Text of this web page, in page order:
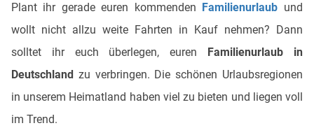
Plant ihr gerade euren kommenden Familienurlaub und
wollt nicht allzu weite Fahrten in Kauf nehmen? Dann
solltet ihr euch überlegen, euren Familienurlaub in
Deutschland zu verbringen. Die schönen Urlaubsregionen
in unserem Heimatland haben viel zu bieten und liegen voll
im Trend.